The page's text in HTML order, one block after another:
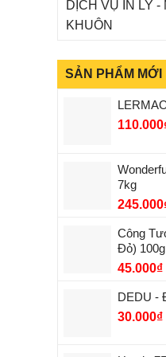
DỊCH VỤ IN LY -
KHUÔN
SẢN PHẨM MỚI
110.000
7kg
245.000
Công
Đỏ) 100g
45.000₫
DEDU -
30.000₫